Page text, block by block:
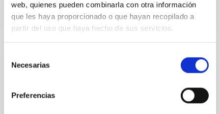
web, quienes pueden combinarla con otra información
que les haya proporcionado o que hayan recopilado a
partir del uso que haya hecho de sus servicios.
Necesarias
Preferencias
PUBLICACIÓN
spiral arms of M51